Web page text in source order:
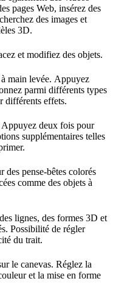
pages Web, insérez des
des images et
3D.
et modifiez des objets.
main levée. Appuyez
parmi différents types
différents effets.
deux fois pour
supplémentaires telles
des pense-bêtes colorés
comme des objets à
lignes, des formes 3D et
Possibilité de régler
du trait.
le canevas. Réglez la
et la mise en forme